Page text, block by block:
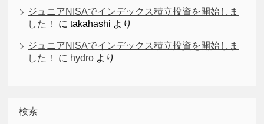
ジュニアNISAでインデックス積立投資を開始しま
した！
にtakahashi より
ジュニアNISAでインデックス積立投資を開始しま
した！
に hydro より
検索